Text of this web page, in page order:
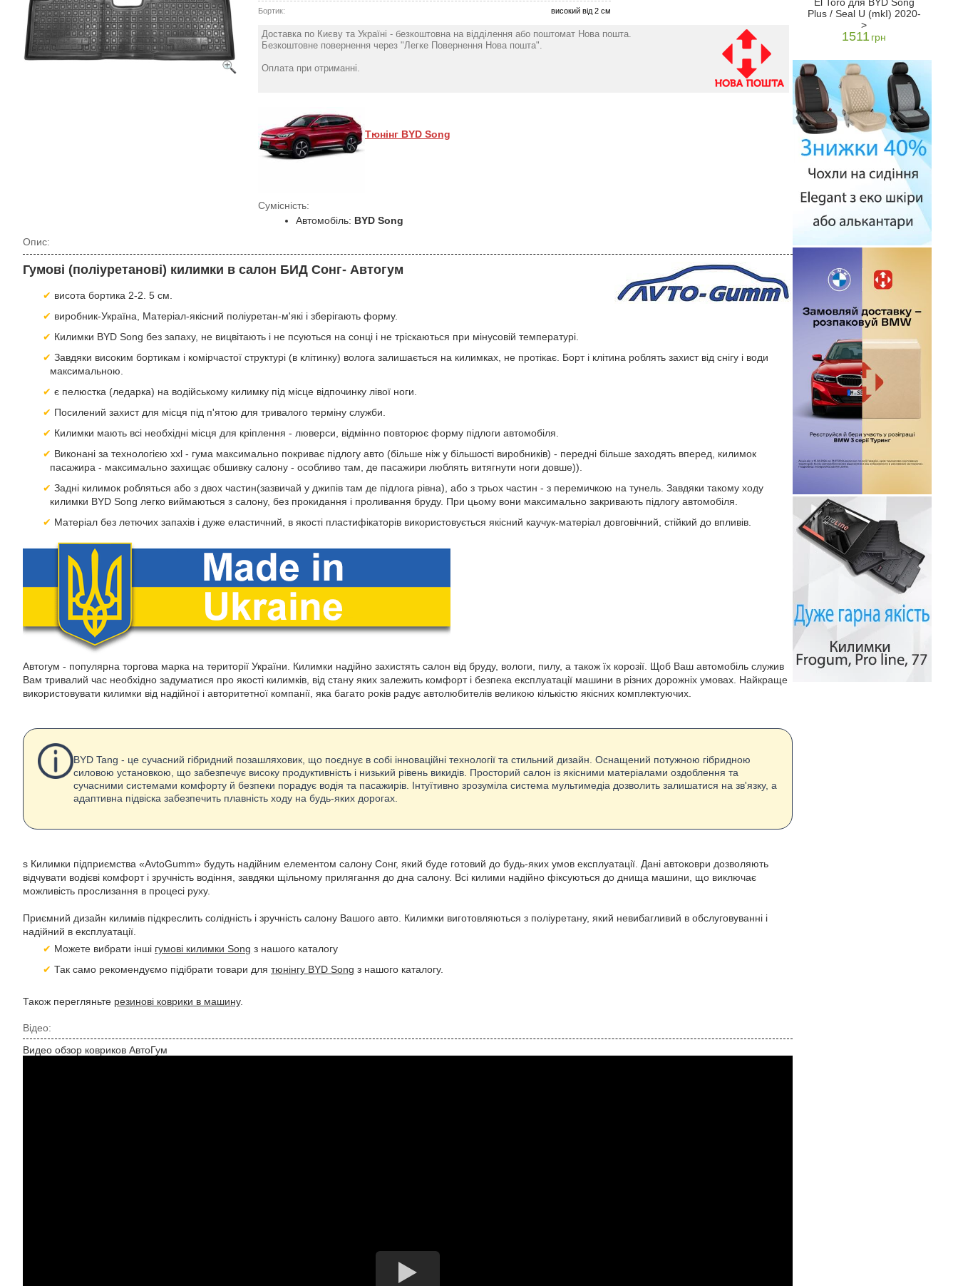
Бортик:
високий від 2 см
Доставка по Києву та Україні - безкоштовна на відділення або поштомат Нова пошта.
Безкоштовне повернення через "Легке Повернення Нова пошта".
Оплата при отриманні.
Тюнінг BYD Song
Сумісність:
Автомобіль: BYD Song
Опис:
Гумові (поліуретанові) килимки в салон БИД Сонг- Автогум
висота бортика 2-2. 5 см.
виробник-Україна, Матеріал-якісний поліуретан-м'які і зберігають форму.
Килимки BYD Song без запаху, не вицвітають і не псуються на сонці і не тріскаються при мінусовій температурі.
Завдяки високим бортикам і комірчастої структурі (в клітинку) волога залишається на килимках, не протікає. Борт і клітина роблять захист від снігу і води
максимальною.
є пелюстка (ледарка) на водійському килимку під місце відпочинку лівої ноги.
Посилений захист для місця під п'ятою для тривалого терміну служби.
Килимки мають всі необхідні місця для кріплення - люверси, відмінно повторює форму підлоги автомобіля.
Виконані за технологією xxl - гума максимально покриває підлогу авто (більше ніж у більшості виробників) - передні більше заходять вперед, килимок
пасажира - максимально захищає обшивку салону - особливо там, де пасажири люблять витягнути ноги довше)).
Задні килимок робляться або з двох частин(зазвичай у джипів там де підлога рівна), або з трьох частин - з перемичкою на тунель. Завдяки такому ходу
килимки BYD Song легко виймаються з салону, без прокидання і проливання бруду. При цьому вони максимально закривають підлогу автомобіля.
Матеріал без летючих запахів і дуже еластичний, в якості пластифікаторів використовується якісний каучук-матеріал довговічний, стійкий до впливів.
Автогум - популярна торгова марка на території України. Килимки надійно захистять салон від бруду, вологи, пилу, а також їх корозії. Щоб Ваш автомобіль служив
Вам тривалий час необхідно задуматися про якості килимків, від стану яких залежить комфорт і безпека експлуатації машини в різних дорожніх умовах. Найкраще
використовувати килимки від надійної і авторитетної компанії, яка багато років радує автолюбителів великою кількістю якісних комплектуючих.
BYD Tang - це сучасний гібридний позашляховик, що поєднує в собі інноваційні технології та стильний дизайн. Оснащений потужною гібридною
силовою установкою, що забезпечує високу продуктивність і низький рівень викидів. Просторий салон із якісними матеріалами оздоблення та
сучасними системами комфорту й безпеки порадує водія та пасажирів. Інтуїтивно зрозуміла система мультимедіа дозволить залишатися на зв'язку, а
адаптивна підвіска забезпечить плавність ходу на будь-яких дорогах.
s Килимки підприємства «AvtoGumm» будуть надійним елементом салону Сонг, який буде готовий до будь-яких умов експлуатації. Дані автоковри дозволяють
відчувати водієві комфорт і зручність водіння, завдяки щільному прилягання до дна салону. Всі килими надійно фіксуються до днища машини, що виключає
можливість прослизання в процесі руху.
Приємний дизайн килимів підкреслить солідність і зручність салону Вашого авто. Килимки виготовляються з поліуретану, який невибагливий в обслуговуванні і
надійний в експлуатації.
Можете вибрати інші гумові килимки Song з нашого каталогу
Так само рекомендуємо підібрати товари длятюнінгу BYD Song з нашого каталогу.
Також перегляньте резинові коврики в машину.
Відео:
Видео обзор ковриков АвтоГум
ТЕП/ 4шт - Stingray
бортом ТЕП/4шт -
2078
бортом ТЕП/2шт -
Stingray
1480
Plus / Seal U (mkI) 2020-
>
1511грн